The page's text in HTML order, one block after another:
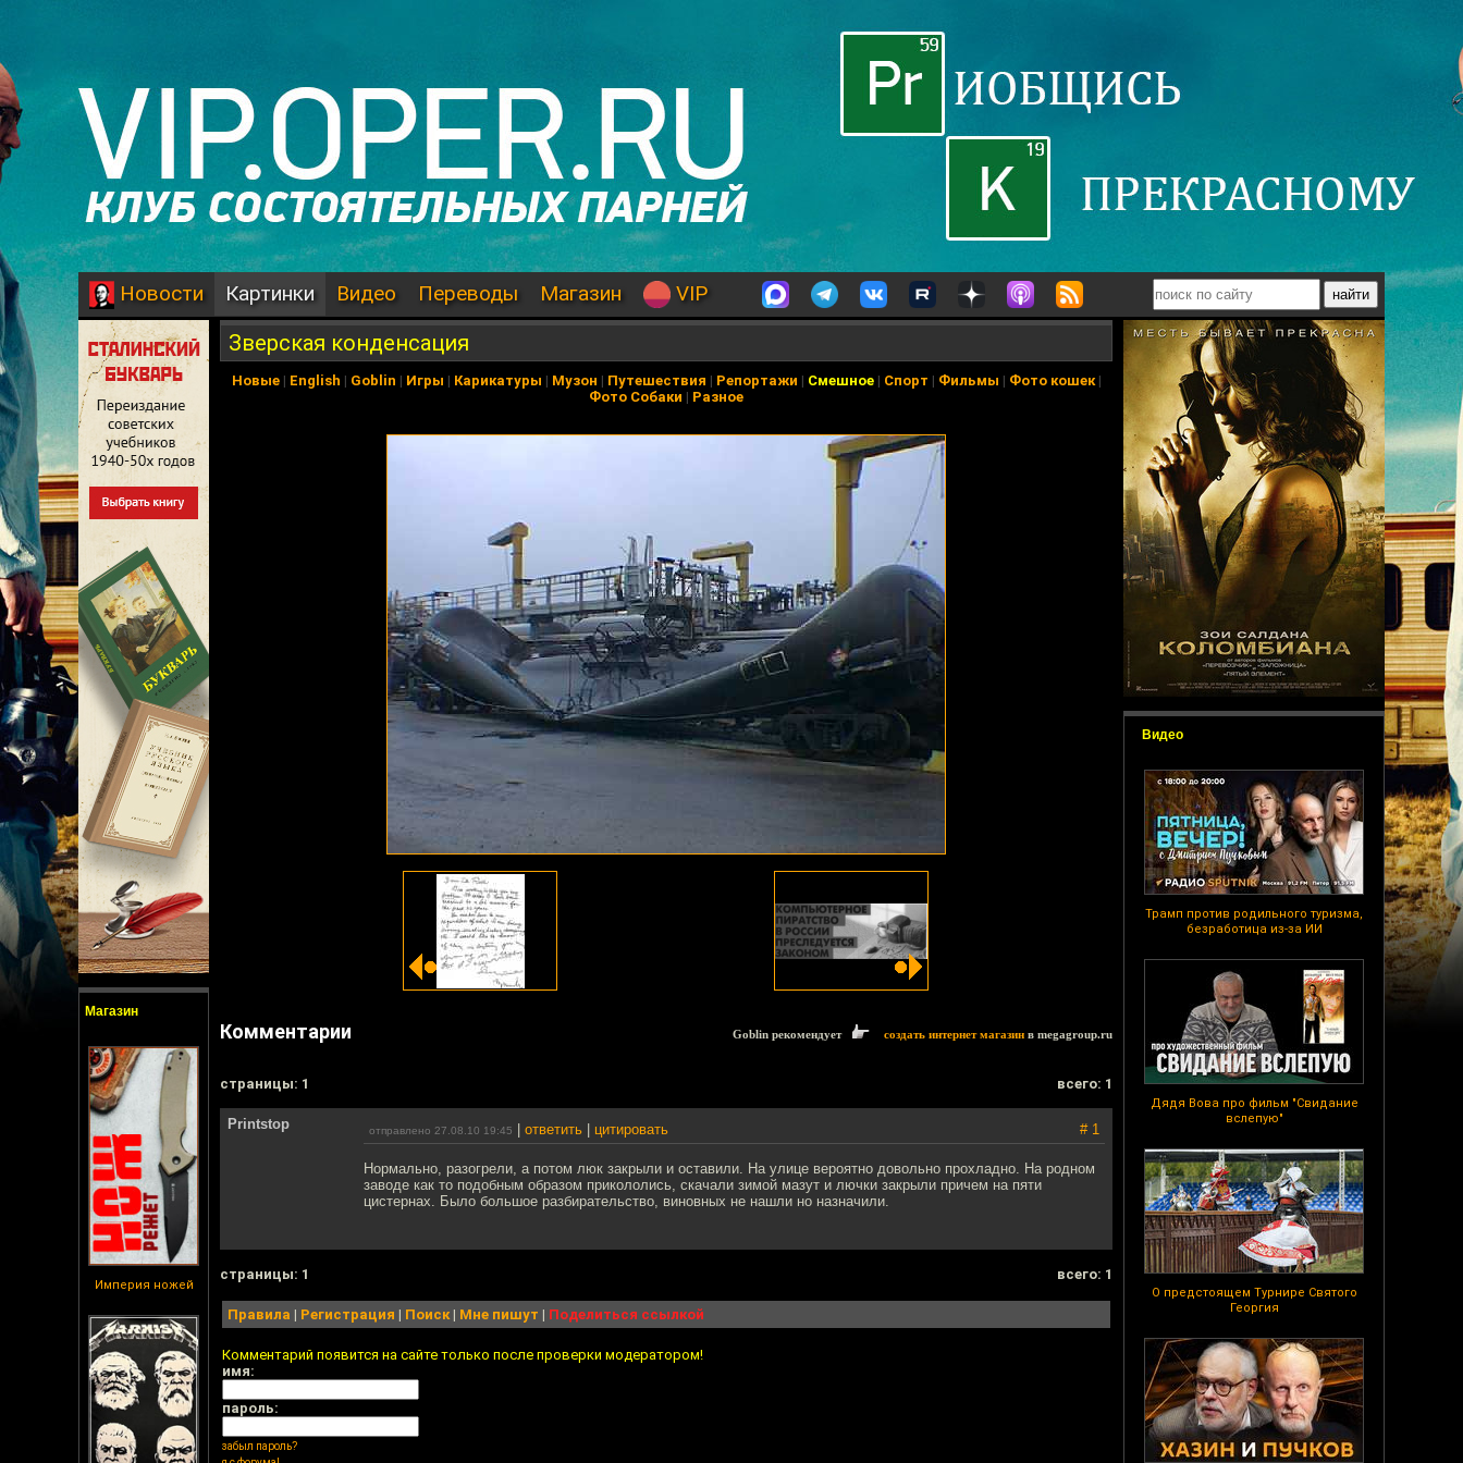
Новости Картинки Видео Переводы Магазин VIP
Магазин
Империя ножей
Видео
Трамп против родильного туризма,
безработица из-за ИИ
Дядя Вова про фильм "Свидание
вслепую"
О предстоящем Турнире Святого
Георгия
Зверская конденсация
Новые| English | Goblin | Игры | Карикатуры | Музон | Путешествия | Репортажи | Смешное| Спорт | Фильмы | Фото кошек|
Фото Собаки | Разное
Комментарии Goblin рекомендует создать интернет магазин в megagroup.ru
cтраницы: 1 всего: 1
Printstop отправлено 27.08.10 19:45 ответить цитировать # 1
Нормально, разогрели, а потом люк закрыли и оставили. На улице вероятно довольно прохладно. На родном
заводе как то подобным образом прикололись, скачали зимой мазут и лючки закрыли причем на пяти
цистернах. Было большое разбирательство, виновных не нашли но назначили.
cтраницы: 1 всего: 1
Правила | Регистрация | Поиск| Мне пишут | Поделиться ссылкой
Комментарий появится на сайте только после проверки модератором!
имя:
пароль:
забыл пароль?